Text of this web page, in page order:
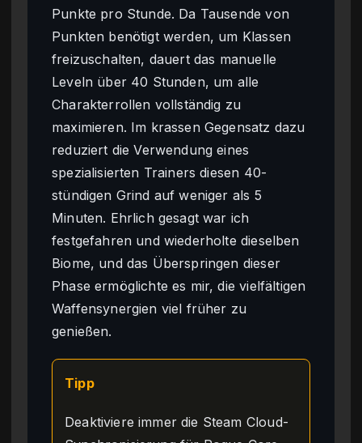
Punkte pro Stunde. Da Tausende von
Punkten benötigt werden, um Klassen
freizuschalten, dauert das manuelle
Leveln über 40 Stunden, um alle
Charakterrollen vollständig zu
maximieren. Im krassen Gegensatz dazu
reduziert die Verwendung eines
spezialisierten Trainers diesen 40-
stündigen Grind auf weniger als 5
Minuten. Ehrlich gesagt war ich
festgefahren und wiederholte dieselben
Biome, und das Überspringen dieser
Phase ermöglichte es mir, die vielfältigen
Waffensynergien viel früher zu
genießen.
Tipp
Deaktiviere immer die Steam Cloud-